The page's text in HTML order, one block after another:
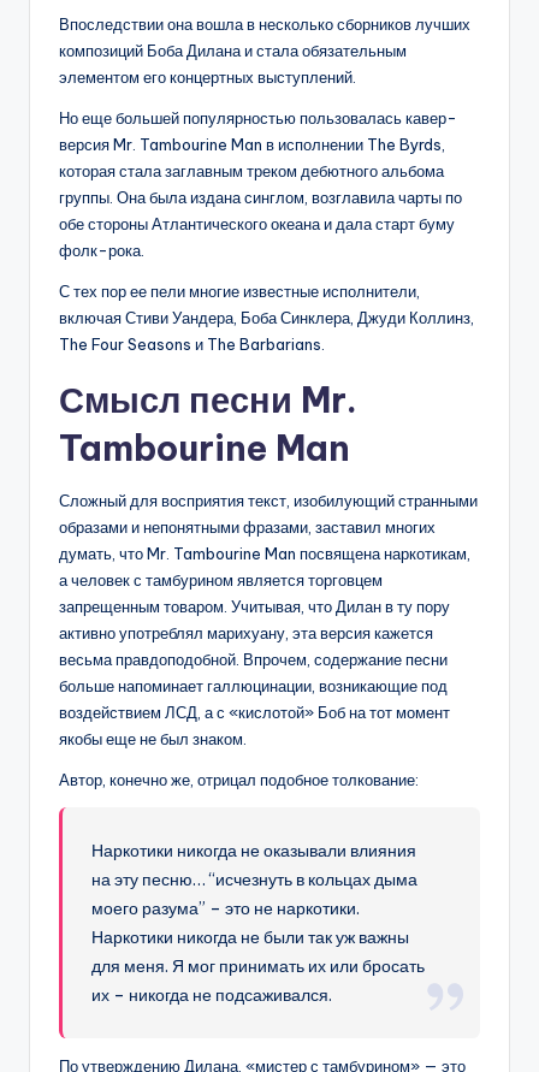
Впоследствии она вошла в несколько сборников лучших
композиций Боба Дилана и стала обязательным
элементом его концертных выступлений.
Но еще большей популярностью пользовалась кавер-
версия Mr. Tambourine Man в исполнении The Byrds,
которая стала заглавным треком дебютного альбома
группы. Она была издана синглом, возглавила чарты по
обе стороны Атлантического океана и дала старт буму
фолк-рока.
С тех пор ее пели многие известные исполнители,
включая Стиви Уандера, Боба Синклера, Джуди Коллинз,
The Four Seasons и The Barbarians.
Смысл песни Mr.
Tambourine Man
Сложный для восприятия текст, изобилующий странными
образами и непонятными фразами, заставил многих
думать, что Mr. Tambourine Man посвящена наркотикам,
а человек с тамбурином является торговцем
запрещенным товаром. Учитывая, что Дилан в ту пору
активно употреблял марихуану, эта версия кажется
весьма правдоподобной. Впрочем, содержание песни
больше напоминает галлюцинации, возникающие под
воздействием ЛСД, а с «кислотой» Боб на тот момент
якобы еще не был знаком.
Автор, конечно же, отрицал подобное толкование:
Наркотики никогда не оказывали влияния
на эту песню… “исчезнуть в кольцах дыма
моего разума” – это не наркотики.
Наркотики никогда не были так уж важны
для меня. Я мог принимать их или бросать
их – никогда не подсаживался.
По утверждению Дилана, «мистер с тамбурином» — это